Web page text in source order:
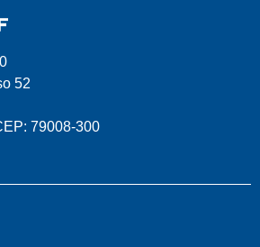
52
79008-300